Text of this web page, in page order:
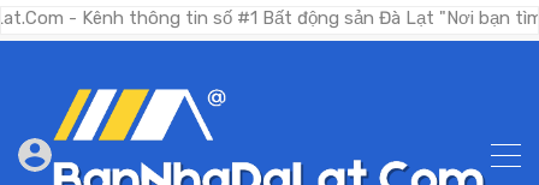
Kênh thông tin số #1 Bất động sản Đà Lạt "Nơi bạn tìm kiếm